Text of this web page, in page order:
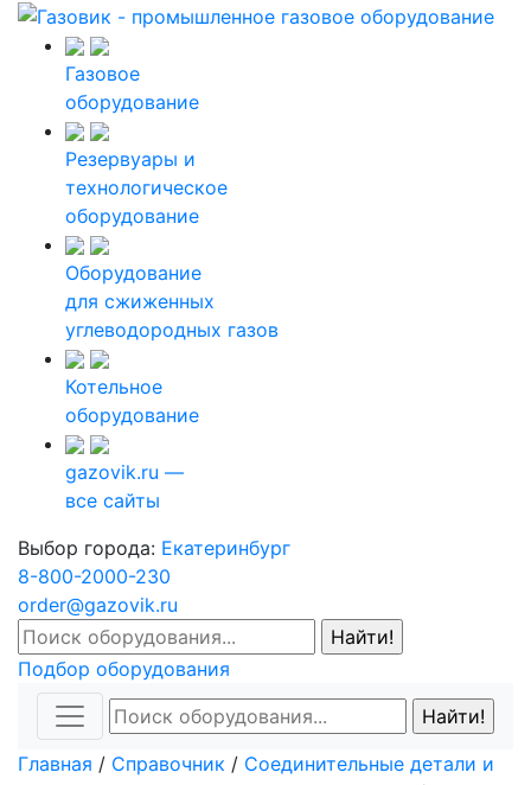
Газовое
оборудование
Резервуары и
технологическое
оборудование
Оборудование
для сжиженных
углеводородных газов
Котельное
оборудование
gazovik.ru —
все сайты
Выбор города: Екатеринбург
8-800-2000-230
order@gazovik.ru
Подбор оборудования
Главная / Справочник / Соединительные детали и